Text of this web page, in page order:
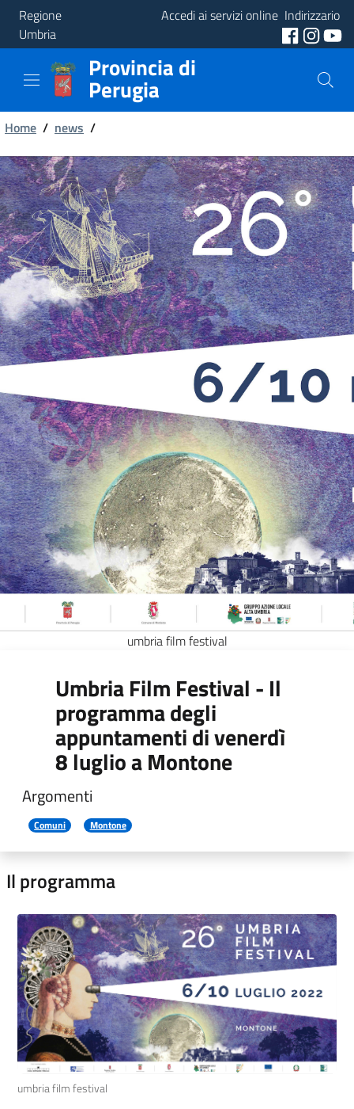
Regione
Umbria
Accedi ai servizi online Indirizzario
Provincia
Aree
Tematiche
Servizi
Provincia di
Perugia
Briciole
di
pane
Home / news /
umbria film festival
Umbria Film Festival - Il
programma degli
appuntamenti di venerdì
8 luglio a Montone
Argomenti
Comuni Montone
Il programma
umbria film festival